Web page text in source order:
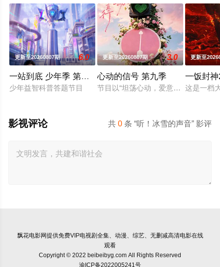
更新至20260807期 6.0
一站到底 少年季 第二季
少年益智科普答题节目
更新至20260807期 3.0
心动的信号 第九季
节目以“坦荡心动，爱意直行”为核心
更新至
一饭封神
这是一档
共0 条 “听！冰雪的声音” 影评
影视评论
飘花电影网提供免费VIP电视剧全集、动漫、综艺、无删减高清电影在线
观看
Copyright © 2022 beibeibyg.com All Rights Reserved
渝ICP备2022005241号